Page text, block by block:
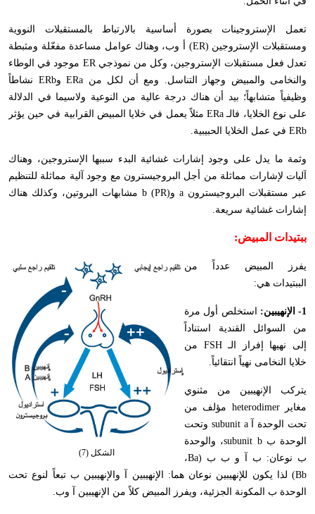
تعمل الإستروجينات بصورة أساسية بالارتباط بالمستقبلات النووية
ومستقبلات الإستروجين (ER) أ وب، وهناك عوامل مساعدة مفعّلة ومثبطة
تعدل فعل مستقبلات الإستروجين، وكل من نموذجيER موجود في الوطاء
والنخامى والمبيض وجهاز التناسل. ومع أن لكل من ERa وERb نشاطاً
وظيفياً متشابهاً؛ بيد أن هناك درجة عالية من النوعية ولاسيما في الدلالة
على نوع الخلايا، فالـ ERaمثلاً يعمل في خلايا المبيض القرابية في حين يؤثر
ERb في عمل الخلايا الحبيبية.
وثمة ما يدل على وجود إشارات غشائية البدء سببها الإستروجين، وهناك
آليات لإشارات مماثلة من أجل البروجيسترون مع وجود آلية مماثلة للتنظيم
عبر مستقبلات البروجيسترون a وb (PR) مشابهات البروتين، وكذلك هناك
إشارات غشائية سريعة.
ببتيدات المبيض:
الشكل (7)
يفرز المبيض عدداً من
الببتيدات هي:
1- الإنهيبين:
استخلص أول مرة
من السوائل القندية استناداً
إلى نهيها إفراز الـFSH من
خلايا النخامى نهياً انتقائياً.
يتركب الإنهيبين من مثنوي
مغايرheterodimer مؤلف من
تحت الوحدة آsubunit a وتحت
الوحدة بsubunit b، والوحدة
ب نوعان: ب آ و ب ب (Ba،
Bb) لذا يكون للإنهيبين نوعان هما: الإنهيبين آ والإنهيبين ب تبعاً لنوع تحت
الوحدة ب المكونة الجزئية، ويفرز المبيض كلاً من الإنهيبين آ وب.